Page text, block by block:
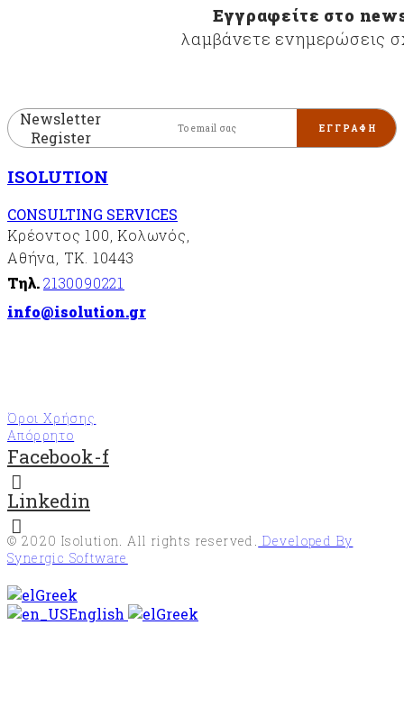
Εγγραφείτε στο
λαμβάνετε ενημερώσεις
Newsletter
Register
ISOLUTION
CONSULTING SERVICES
Κρέοντος 100, Κολωνός,
Αθήνα, ΤΚ. 10443
Τηλ.2130090221
info@isolution.gr
Όροι Χρήσης
Απόρρητο
Facebook-f
Linkedin
© 2020 Isolution. All rights reserved. Developed By
Synergic Software
Greek
English
Greek